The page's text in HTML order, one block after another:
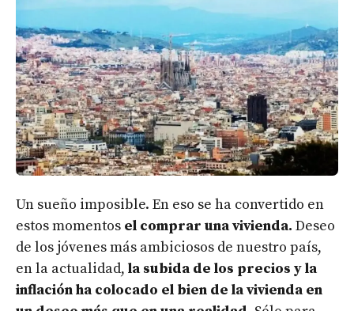
Un sueño imposible. En eso se ha convertido en
estos momentos el comprar una vivienda. Deseo
de los jóvenes más ambiciosos de nuestro país,
en la actualidad, la subida de los precios y la
inflación ha colocado el bien de la vivienda en